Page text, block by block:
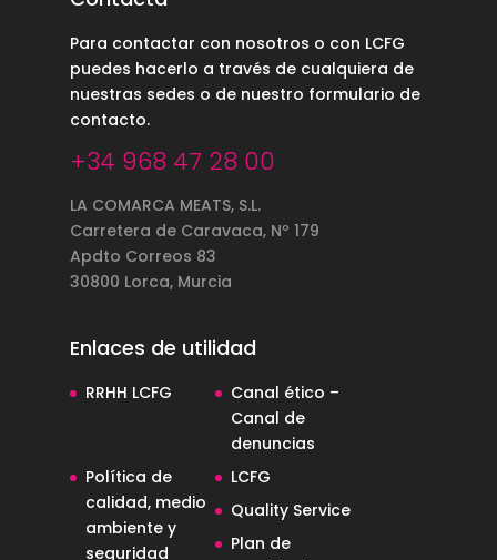
Para contactar con nosotros o con LCFG
puedes hacerlo a través de cualquiera de
nuestras sedes o de nuestro formulario de
contacto.
+34 968 47 28 00
LA COMARCA MEATS, S.L.
Carretera de Caravaca, Nº 179
Apdto Correos 83
30800 Lorca, Murcia
Enlaces de utilidad
RRHH LCFG
Canal ético –
Canal de
denuncias
Política de
calidad, medio
ambiente y
seguridad
LCFG
Quality Service
Plan de